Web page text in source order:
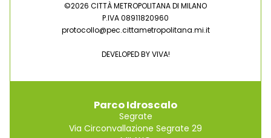
Parco Idroscalo
Segrate
Via Circonvallazione Segrate 29
©2026 CITTÀ METROPOLITANA DI MILANO
P.IVA 08911820960
protocollo@pec.cittametropolitana.mi.it
DEVELOPED BYVIVA!